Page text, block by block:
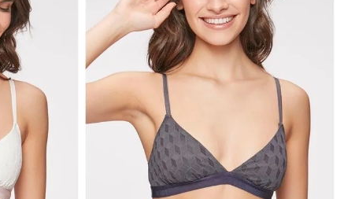
XG M G XG